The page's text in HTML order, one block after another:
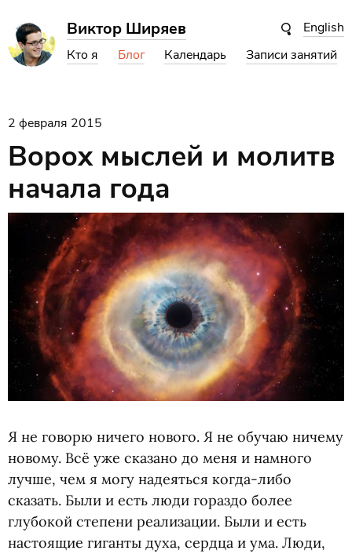
English
Виктор Ширяев
Кто я Блог Календарь Записи занятий
2 февраля 2015
Ворох мыслей и молитв
начала года
Я не говорю ничего нового. Я не обучаю ничему
новому. Всё уже сказано до меня и намного
лучше, чем я могу надеяться когда-либо
сказать. Были и есть люди гораздо более
глубокой степени реализации. Были и есть
настоящие гиганты духа, сердца и ума. Люди,